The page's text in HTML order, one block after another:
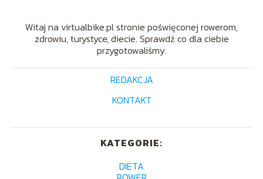
Witaj na virtualbike.pl stronie poświęconej rowerom,
zdrowiu, turystyce, diecie. Sprawdź co dla ciebie
przygotowaliśmy.
REDAKCJA
KONTAKT
KATEGORIE:
DIETA